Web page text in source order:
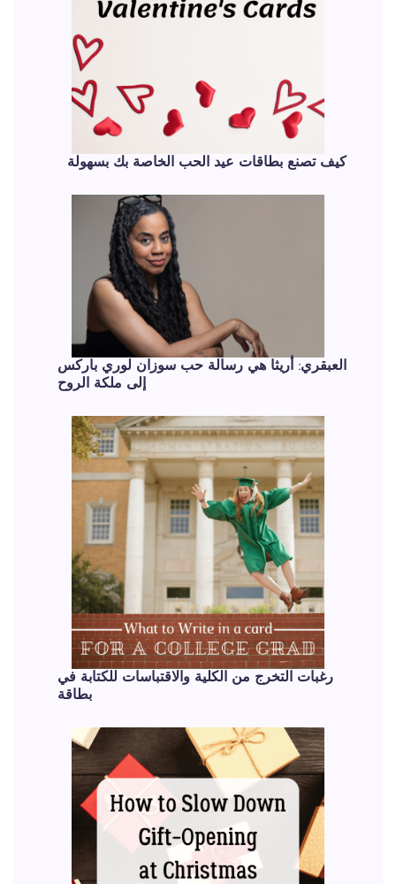
كيف تصنع بطاقات عيد الحب الخاصة بك بسهولة
العبقري: أريثا هي رسالة حب سوزان لوري باركس
إلى ملكة الروح
رغبات التخرج من الكلية والاقتباسات للكتابة في
بطاقة